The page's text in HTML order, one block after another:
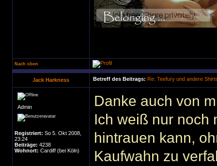
Nach oben
Jack Harkness Betreff des Beitrags: Re: Teefury und andere
Admin
Registriert: So 5. Okt 2008,
23:24
Beiträge: 4238
Wohnort: Cardiff (bei Köln)
Danke auch von
Ich weiß nur noch
hintrauen kann,
Kaufwahn zu